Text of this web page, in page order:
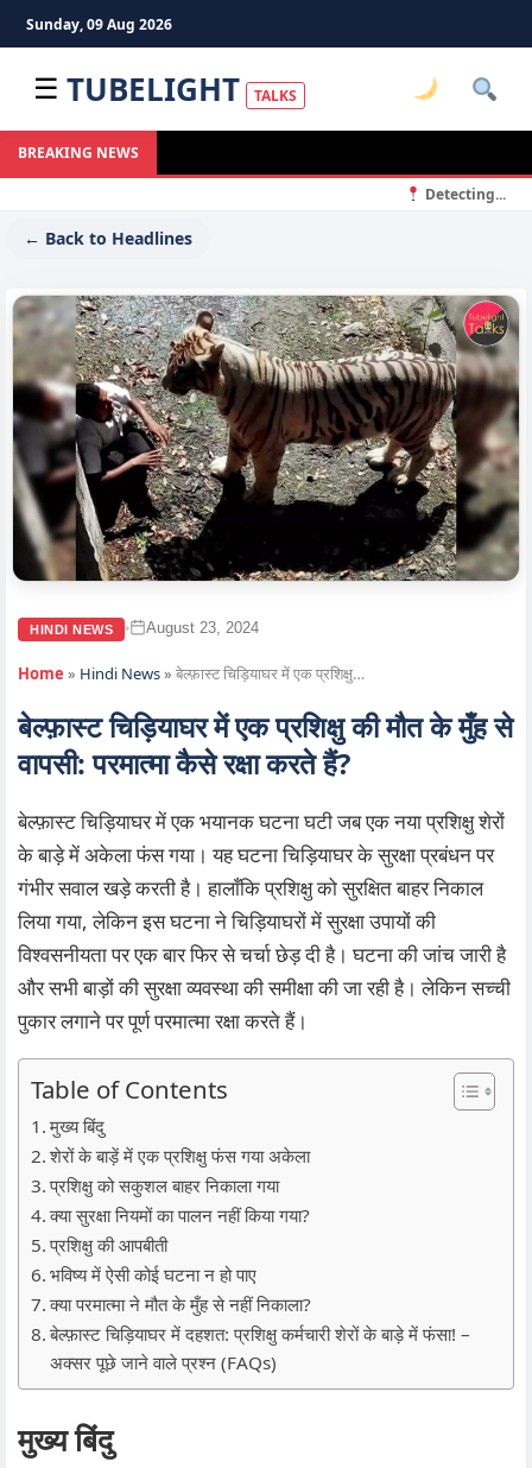
Sunday, 09 Aug 2026
☰ TUBELIGHT TALKS
BREAKING NEWS
Detecting...
← Back to Headlines
HINDI NEWS • August 23, 2024
Home » Hindi News» बेल्फ़ास्ट चिड़ियाघर में एक प्रशिक्षु…
बेल्फ़ास्ट चिड़ियाघर में एक प्रशिक्षु की मौत के मुँह से
वापसी: परमात्मा कैसे रक्षा करते हैं?
बेल्फ़ास्ट चिड़ियाघर में एक भयानक घटना घटी जब एक नया प्रशिक्षु शेरों
के बाड़े में अकेला फंस गया। यह घटना चिड़ियाघर के सुरक्षा प्रबंधन पर
गंभीर सवाल खड़े करती है। हालाँकि प्रशिक्षु को सुरक्षित बाहर निकाल
लिया गया, लेकिन इस घटना ने चिड़ियाघरों में सुरक्षा उपायों की
विश्वसनीयता पर एक बार फिर से चर्चा छेड़ दी है। घटना की जांच जारी है
और सभी बाड़ों की सुरक्षा व्यवस्था की समीक्षा की जा रही है। लेकिन सच्ची
पुकार लगाने पर पूर्ण परमात्मा रक्षा करते हैं।
Table of Contents
मुख्य बिंदु
शेरों के बाड़ें में एक प्रशिक्षु फंस गया अकेला
प्रशिक्षु को सकुशल बाहर निकाला गया
क्या सुरक्षा नियमों का पालन नहीं किया गया?
प्रशिक्षु की आपबीती
भविष्य में ऐसी कोई घटना न हो पाए
क्या परमात्मा ने मौत के मुँह से नहीं निकाला?
बेल्फ़ास्ट चिड़ियाघर में दहशत: प्रशिक्षु कर्मचारी शेरों के बाड़े में फंसा! –
अक्सर पूछे जाने वाले प्रश्न (FAQs)
मुख्य बिंदु